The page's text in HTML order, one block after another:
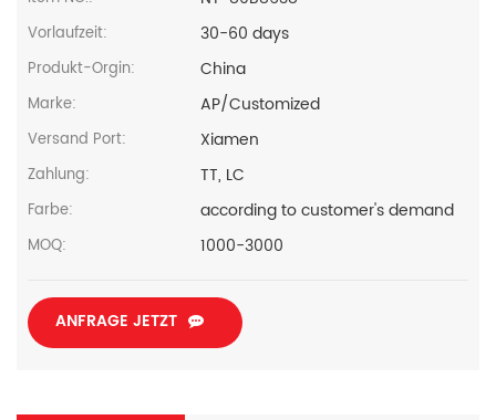
Vorlaufzeit: 30-60 days
Produkt-Orgin: China
Marke: AP/Customized
Versand Port: Xiamen
Zahlung: TT, LC
Farbe: according to customer's demand
MOQ: 1000-3000
ANFRAGE JETZT